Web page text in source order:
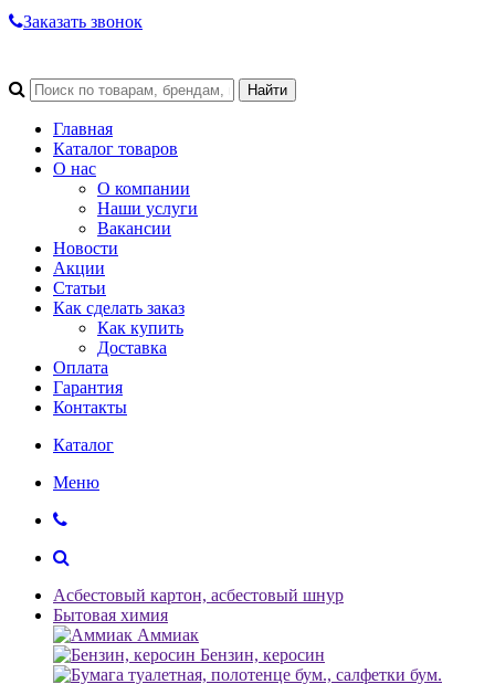
Заказать звонок
Главная
Каталог товаров
О нас
О компании
Наши услуги
Вакансии
Новости
Акции
Статьи
Как сделать заказ
Как купить
Доставка
Оплата
Гарантия
Контакты
Каталог
Меню
Асбестовый картон, асбестовый шнур
Бытовая химия
Аммиак
Бензин, керосин